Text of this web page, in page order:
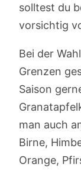
solltest du
vorsichtig
Bei der
Grenzen
Saison
man auch
Birne,
Orange,